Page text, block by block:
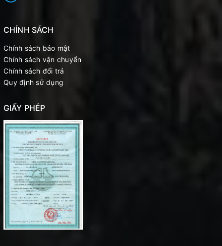
CHÍNH SÁCH
Chính sách bảo mật
Chính sách vận chuyển
Chính sách đổi trả
Quy định sử dụng
GIẤY PHÉP